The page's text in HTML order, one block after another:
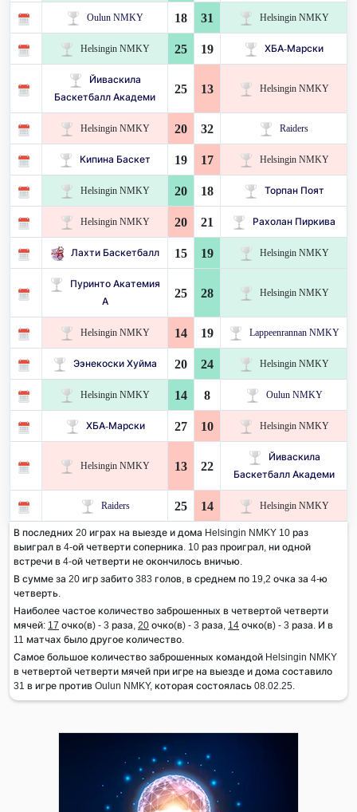
Oulun NMKY 18 31 Helsingin NMKY
Helsingin NMKY 25 19 ХБА-Марски
Йиваскила
Баскетбалл Академи
25 13 Helsingin NMKY
Helsingin NMKY 20 32 Raiders
Кипина Баскет 19 17 Helsingin NMKY
Helsingin NMKY 20 18 Торпан Поят
Helsingin NMKY 20 21 Рахолан Пиркива
Лахти Баскетбалл 15 19 Helsingin NMKY
Пуринто Акатемия
А
25 28 Helsingin NMKY
Helsingin NMKY 14 19 Lappeenrannan NMKY
Ээнекоски Хуйма 20 24 Helsingin NMKY
Helsingin NMKY 14 8 Oulun NMKY
ХБА-Марски 27 10 Helsingin NMKY
Helsingin NMKY 13 22
Йиваскила
Баскетбалл Академи
Raiders 25 14 Helsingin NMKY
В последних 20 играх на выезде и дома Helsingin NMKY 10 раз
выиграл в 4-ой четверти соперника. 10 раз проиграл, ни одной
встречи в 4-ой четверти не окончилось вничью.
В сумме за 20 игр забито 383 голов, в среднем по 19,2 очка за 4-ю
четверть.
Наиболее частое количество заброшенных в четвертой четверти
мячей: 17 очко(в) - 3 раза, 20 очко(в) - 3 раза, 14 очко(в) - 3 раза. И в
11 матчах было другое количество.
Самое большое количество заброшенных командой Helsingin NMKY
в четвертой четверти мячей при игре на выезде и дома составило
31 в игре против Oulun NMKY, которая состоялась 08.02.25.